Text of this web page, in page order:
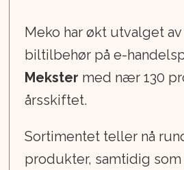
Meko har økt utvalget
biltilbehør på e-
Mekster med nær 130
årsskiftet.
Sortimentet teller nå
produkter, samtidig